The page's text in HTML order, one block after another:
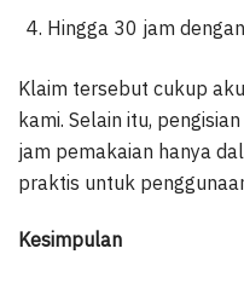
Hingga 30 jam
Klaim tersebut cukup
kami. Selain itu,
jam pemakaian hanya
praktis untuk
Kesimpulan